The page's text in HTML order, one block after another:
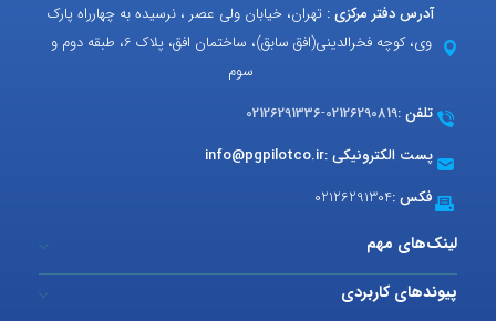
آدرس دفتر مرکزی : تهران، خیابان ولی عصر ، نرسیده به چهارراه پارک
وی، کوچه فخرالدینی(افق سابق)، ساختمان افق، پلاک 6، طبقه دوم و
سوم
تلفن :02126290819
-
02126291336
پست الکترونیکی :info@pgpilotco.ir
فکس :02126291304
لینک‌های مهم
پیوندهای کاربردی